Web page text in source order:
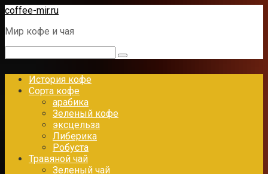
Перейти
контенту
coffee-mir.ru
Мир кофе и чая
История кофе
Сорта кофе
арабика
Зеленый кофе
эксцельза
Либерика
Робуста
Травяной чай
Зеленый чай